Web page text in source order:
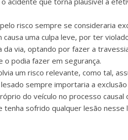
risco sempre se consideraria
uma culpa leve, por ter
via, optando por fazer a
podia fazer em segurança.
um risco relevante, como tal,
sempre importaria a
do veículo no processo
sofrido qualquer lesão